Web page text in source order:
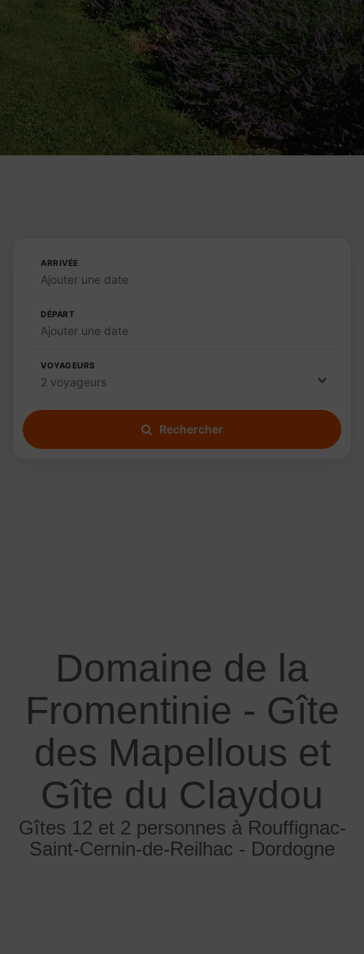
ARRIVÉE
Ajouter une date
DÉPART
Ajouter une date
VOYAGEURS
2 voyageurs
Rechercher
Domaine de la
Fromentinie - Gîte
des Mapellous et
Gîte du Claydou
Gîtes 12 et 2 personnes à Rouffignac-
Saint-Cernin-de-Reilhac - Dordogne